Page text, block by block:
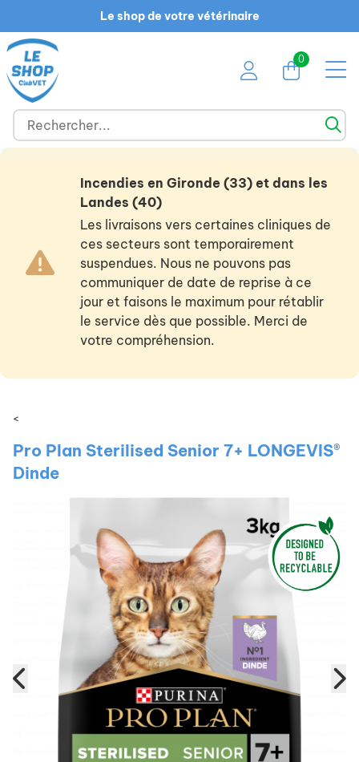
Le shop de votre vétérinaire
0
Incendies en Gironde (33) et dans les
Landes (40)
Les livraisons vers certaines cliniques de
ces secteurs sont temporairement
suspendues. Nous ne pouvons pas
communiquer de date de reprise à ce
jour et faisons le maximum pour rétablir
le service dès que possible. Merci de
votre compréhension.
<
Pro Plan Sterilised Senior 7+ LONGEVIS®
Dinde